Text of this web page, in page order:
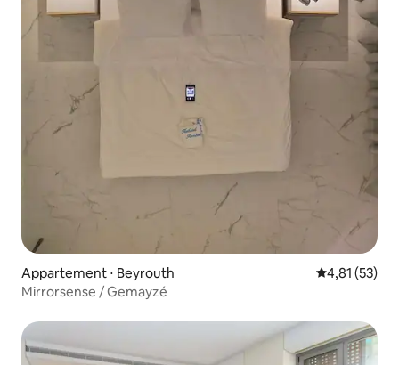
Appartement ⋅ Beyrouth Évaluation
4,81 (53)
Mirrorsense / Gemayzé